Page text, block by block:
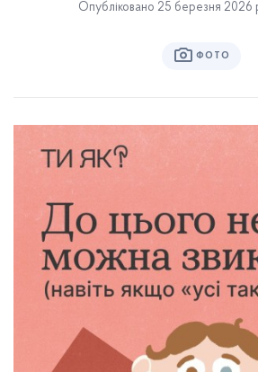
Опубліковано 25 березня 2026
ФОТО